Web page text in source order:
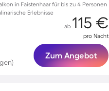
in Faistenhaar für bis zu 4 Personen
Erlebnisse
ab 115 €
pro Nacht
Zum Angebot